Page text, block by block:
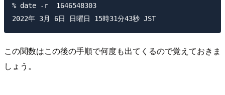
% date -r  1646548303
この関数はこの後の手順で何度も出てくるので覚えておきま
しょう。